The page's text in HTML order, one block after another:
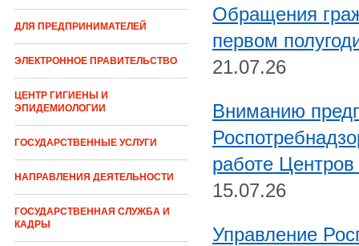
ДЛЯ ПРЕДПРИНИМАТЕЛЕЙ
ЭЛЕКТРОННОЕ ПРАВИТЕЛЬСТВО
ЦЕНТР ГИГИЕНЫ И
ЭПИДЕМИОЛОГИИ
ГОСУДАРСТВЕННЫЕ УСЛУГИ
НАПРАВЛЕНИЯ ДЕЯТЕЛЬНОСТИ
ГОСУДАРСТВЕННАЯ СЛУЖБА И
КАДРЫ
Обращения
первом
21.07.26
Вниманию
работе
15.07.26
Управление